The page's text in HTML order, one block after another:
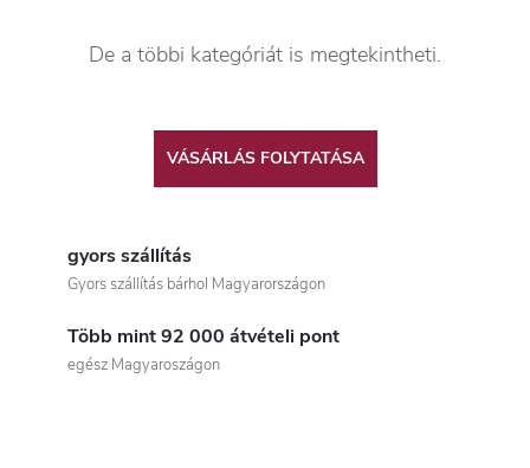
De a többi kategóriát is megtekintheti.
VÁSÁRLÁS FOLYTATÁSA
gyors szállítás
Gyors szállítás bárhol Magyarországon
Több mint 92 000 átvételi pont
egész Magyaroszágon